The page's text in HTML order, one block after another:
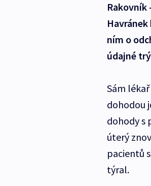
ním o
údajné
Sám
dohodou
dohody s
úterý
pacientů
týral.